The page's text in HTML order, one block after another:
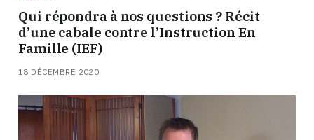
Qui répondra à nos questions ? Récit
d’une cabale contre l’Instruction En
Famille (IEF)
18 DÉCEMBRE 2020